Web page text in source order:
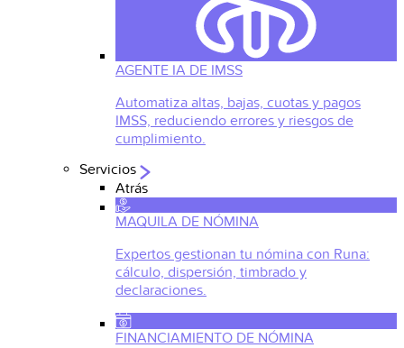
AGENTE IA DE IMSS
Automatiza altas, bajas, cuotas y pagos
IMSS, reduciendo errores y riesgos de
cumplimiento.
Servicios
Atrás
MAQUILA DE NÓMINA
Expertos gestionan tu nómina con Runa:
cálculo, dispersión, timbrado y
declaraciones.
FINANCIAMIENTO DE NÓMINA